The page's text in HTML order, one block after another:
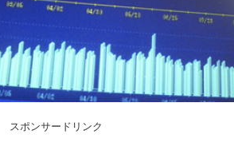
スポンサードリンク